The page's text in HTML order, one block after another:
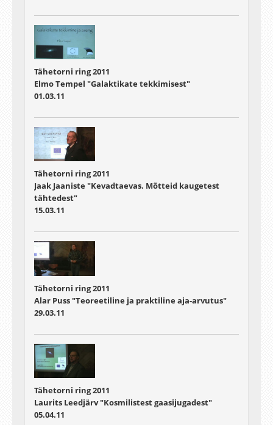
Tähetorni ring 2011
Elmo Tempel "Galaktikate tekkimisest"
01.03.11
Tähetorni ring 2011
Jaak Jaaniste "Kevadtaevas. Mõtteid kaugetest
tähtedest"
15.03.11
Tähetorni ring 2011
Alar Puss "Teoreetiline ja praktiline aja-arvutus"
29.03.11
Tähetorni ring 2011
Laurits Leedjärv "Kosmilistest gaasijugadest"
05.04.11